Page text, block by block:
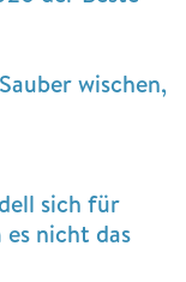
wischen,
sich für
nicht das